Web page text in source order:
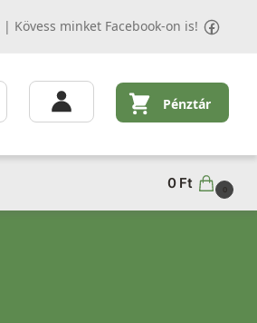
| Kövess minket Facebook-on is!
Pénztár
0 Ft 0